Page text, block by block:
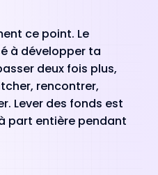
ce point. Le
à développer ta
deux fois plus,
rencontrer,
Lever des fonds est
part entière pendant